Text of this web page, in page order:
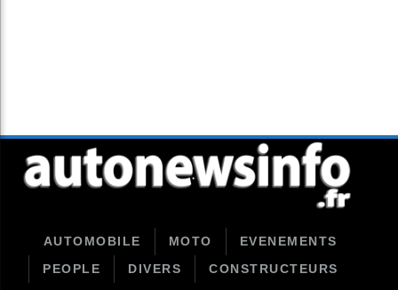
AUTOMOBILE MOTO
EVENEMENTS
PEOPLE
DIVERS CONSTRUCTEURS